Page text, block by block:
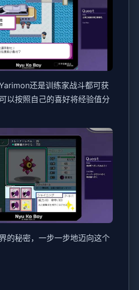
还是训练家战斗都可获
以按照自己的喜好将经验值分
的秘密，一步一步地迈向这个